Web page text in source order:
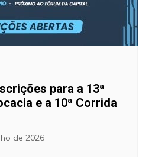
para a 13ª
e a 10ª Corrida
de 2026